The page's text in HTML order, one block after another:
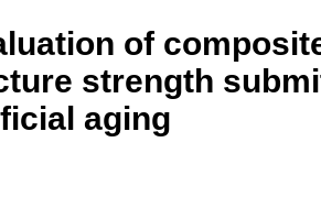
of
strength
aging